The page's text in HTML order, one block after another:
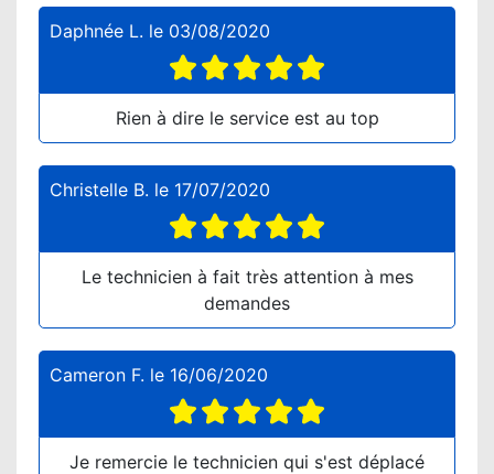
Daphnée L. le 03/08/2020
Rien à dire le service est au top
Christelle B. le 17/07/2020
Le technicien à fait très attention à mes
demandes
Cameron F. le 16/06/2020
Je remercie le technicien qui s'est déplacé